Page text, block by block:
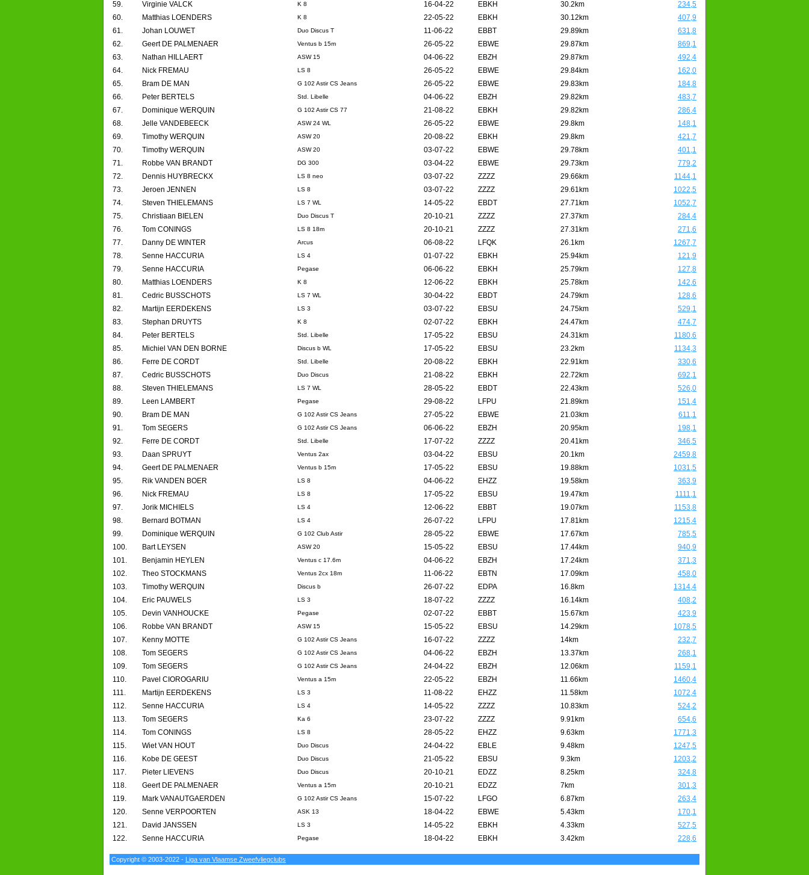
59.
Virginie VALCK K 8 16-04-22 EBKH 30.2km
234,5
60.
Matthias LOENDERS K 8 22-05-22 EBKH 30.12km
407,9
61.
Johan LOUWET Duo Discus T 11-06-22 EBBT 29.89km
631,8
62.
Geert DE PALMENAER Ventus b 15m 26-05-22 EBWE 29.87km
869,1
63.
Nathan HILLAERT ASW 15 04-06-22 EBZH 29.87km
492,4
64.
Nick FREMAU LS 8 26-05-22 EBWE 29.84km
162,0
65.
Bram DE MAN G 102 Astir CS Jeans 26-05-22 EBWE 29.83km
184,8
66.
Peter BERTELS Std. Libelle 04-06-22 EBZH 29.82km
483,7
67.
Dominique WERQUIN G 102 Astir CS 77 21-08-22 EBKH 29.82km
286,4
68.
Jelle VANDEBEECK ASW 24 WL 26-05-22 EBWE 29.8km
148,1
69.
Timothy WERQUIN ASW 20 20-08-22 EBKH 29.8km
421,7
70.
Timothy WERQUIN ASW 20 03-07-22 EBWE 29.78km
401,1
71.
Robbe VAN BRANDT DG 300 03-04-22 EBWE 29.73km
779,2
72.
Dennis HUYBRECKX LS 8 neo 03-07-22 ZZZZ 29.66km
1144,1
73.
Jeroen JENNEN LS 8 03-07-22 ZZZZ 29.61km
1022,5
74.
Steven THIELEMANS LS 7 WL 14-05-22 EBDT 27.71km
1052,7
75.
Christiaan BIELEN Duo Discus T 20-10-21 ZZZZ 27.37km
284,4
76.
Tom CONINGS LS 8 18m 20-10-21 ZZZZ 27.31km
271,6
77.
Danny DE WINTER Arcus 06-08-22 LFQK 26.1km
1267,7
78.
Senne HACCURIA LS 4 01-07-22 EBKH 25.94km
121,9
79.
Senne HACCURIA Pegase 06-06-22 EBKH 25.79km
127,8
80.
Matthias LOENDERS K 8 12-06-22 EBKH 25.78km
142,6
81.
Cedric BUSSCHOTS LS 7 WL 30-04-22 EBDT 24.79km
128,6
82.
Martijn EERDEKENS LS 3 03-07-22 EBSU 24.75km
529,1
83.
Stephan DRUYTS K 8 02-07-22 EBKH 24.47km
474,7
84.
Peter BERTELS Std. Libelle 17-05-22 EBSU 24.31km
1180,6
85.
Michiel VAN DEN BORNE Discus b WL 17-05-22 EBSU 23.2km
1134,3
86.
Ferre DE CORDT Std. Libelle 20-08-22 EBKH 22.91km
330,6
87.
Cedric BUSSCHOTS Duo Discus 21-08-22 EBKH 22.72km
692,1
88.
Steven THIELEMANS LS 7 WL 28-05-22 EBDT 22.43km
526,0
89.
Leen LAMBERT Pegase 29-08-22 LFPU 21.89km
151,4
90.
Bram DE MAN G 102 Astir CS Jeans 27-05-22 EBWE 21.03km
611,1
91.
Tom SEGERS G 102 Astir CS Jeans 06-06-22 EBZH 20.95km
198,1
92.
Ferre DE CORDT Std. Libelle 17-07-22 ZZZZ 20.41km
346,5
93.
Daan SPRUYT Ventus 2ax 03-04-22 EBSU 20.1km
2459,8
94.
Geert DE PALMENAER Ventus b 15m 17-05-22 EBSU 19.88km
1031,5
95.
Rik VANDEN BOER LS 8 04-06-22 EHZZ 19.58km
363,9
96.
Nick FREMAU LS 8 17-05-22 EBSU 19.47km
1111,1
97.
Jorik MICHIELS LS 4 12-06-22 EBBT 19.07km
1153,8
98.
Bernard BOTMAN LS 4 26-07-22 LFPU 17.81km
1215,4
99.
Dominique WERQUIN G 102 Club Astir 28-05-22 EBWE 17.67km
785,5
100.
Bart LEYSEN ASW 20 15-05-22 EBSU 17.44km
940,9
101.
Benjamin HEYLEN Ventus c 17.6m 04-06-22 EBZH 17.24km
371,3
102.
Theo STOCKMANS Ventus 2cx 18m 11-06-22 EBTN 17.09km
458,0
103.
Timothy WERQUIN Discus b 26-07-22 EDPA 16.8km
1314,4
104.
Eric PAUWELS LS 3 18-07-22 ZZZZ 16.14km
408,2
105.
Devin VANHOUCKE Pegase 02-07-22 EBBT 15.67km
423,9
106.
Robbe VAN BRANDT ASW 15 15-05-22 EBSU 14.29km
1078,5
107.
Kenny MOTTE G 102 Astir CS Jeans 16-07-22 ZZZZ 14km
232,7
108.
Tom SEGERS G 102 Astir CS Jeans 04-06-22 EBZH 13.37km
268,1
109.
Tom SEGERS G 102 Astir CS Jeans 24-04-22 EBZH 12.06km
1159,1
110.
Pavel CIOROGARIU Ventus a 15m 22-05-22 EBZH 11.66km
1460,4
111.
Martijn EERDEKENS LS 3 11-08-22 EHZZ 11.58km
1072,4
112.
Senne HACCURIA LS 4 14-05-22 ZZZZ 10.83km
524,2
113.
Tom SEGERS Ka 6 23-07-22 ZZZZ 9.91km
654,6
114.
Tom CONINGS LS 8 28-05-22 EHZZ 9.63km
1771,3
115.
Wiet VAN HOUT Duo Discus 24-04-22 EBLE 9.48km
1247,5
116.
Kobe DE GEEST Duo Discus 21-05-22 EBSU 9.3km
1203,2
117.
Pieter LIEVENS Duo Discus 20-10-21 EDZZ 8.25km
324,8
118.
Geert DE PALMENAER Ventus a 15m 20-10-21 EDZZ 7km
301,3
119.
Mark VANAUTGAERDEN G 102 Astir CS Jeans 15-07-22 LFGO 6.87km
263,4
120.
Senne VERPOORTEN ASK 13 18-04-22 EBWE 5.43km
170,1
121.
David JANSSEN LS 3 14-05-22 EBKH 4.33km
527,5
122.
Senne HACCURIA Pegase 18-04-22 EBKH 3.42km 228,6
Copyright © 2003-2022 - Liga van Vlaamse Zweefvliegclubs